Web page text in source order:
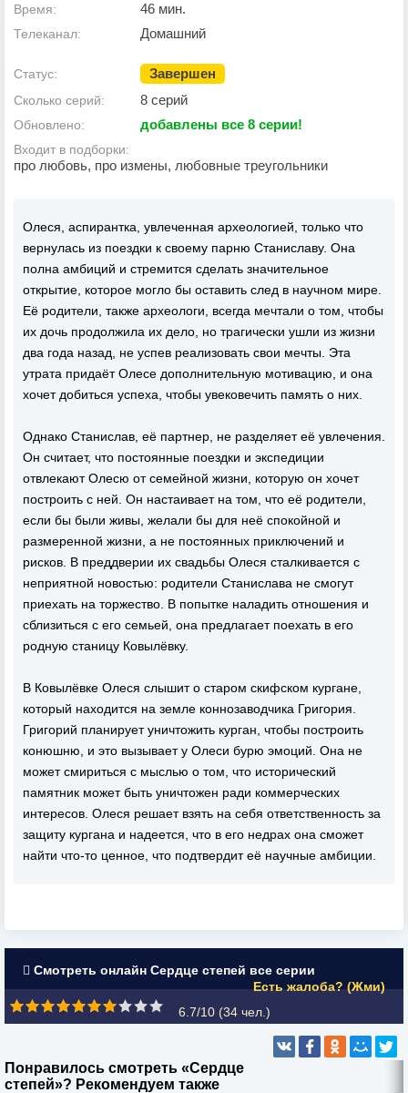
Время: 46 мин.
Телеканал: Домашний
Статус: Завершен
Сколько серий: 8 серий
Обновлено: добавлены все 8 серии!
Входит в подборки:
про любовь, про измены, любовные треугольники
Олеся, аспирантка, увлеченная археологией, только что
вернулась из поездки к своему парню Станиславу. Она
полна амбиций и стремится сделать значительное
открытие, которое могло бы оставить след в научном мире.
Её родители, также археологи, всегда мечтали о том, чтобы
их дочь продолжила их дело, но трагически ушли из жизни
два года назад, не успев реализовать свои мечты. Эта
утрата придаёт Олесе дополнительную мотивацию, и она
хочет добиться успеха, чтобы увековечить память о них.
Однако Станислав, её партнер, не разделяет её увлечения.
Он считает, что постоянные поездки и экспедиции
отвлекают Олесю от семейной жизни, которую он хочет
построить с ней. Он настаивает на том, что её родители,
если бы были живы, желали бы для неё спокойной и
размеренной жизни, а не постоянных приключений и
рисков. В преддверии их свадьбы Олеся сталкивается с
неприятной новостью: родители Станислава не смогут
приехать на торжество. В попытке наладить отношения и
сблизиться с его семьей, она предлагает поехать в его
родную станицу Ковылёвку.
В Ковылёвке Олеся слышит о старом скифском кургане,
который находится на земле коннозаводчика Григория.
Григорий планирует уничтожить курган, чтобы построить
конюшню, и это вызывает у Олеси бурю эмоций. Она не
может смириться с мыслью о том, что исторический
памятник может быть уничтожен ради коммерческих
интересов. Олеся решает взять на себя ответственность за
защиту кургана и надеется, что в его недрах она сможет
найти что-то ценное, что подтвердит её научные амбиции.
Смотреть онлайн Сердце степей все серии
Есть жалоба? (Жми)
6.7/10 (34 чел.)
Понравилось смотреть «Сердце
степей»? Рекомендуем также